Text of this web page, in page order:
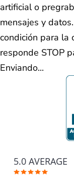
artificial o
mensajes y
condición para la
responde STOP
Enviando...
5.0 AVERAGE